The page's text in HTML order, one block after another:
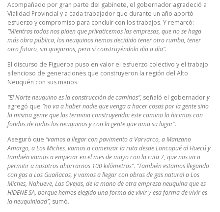
Acompañado por gran parte del gabinete, el gobernador agradeció a
Vialidad Provincial y a cada trabajador que durante un año aportó
esfuerzo y compromiso para concluir con los trabajos. Y remarcó:
“Mientras todos nos piden que privaticemos las empresas, que no se haga
más obra pública, los neuquinos hemos decidido tener otro rumbo, tener
otro futuro, sin quejarnos, pero sí construyéndolo día a día”.
El discurso de Figueroa puso en valor el esfuerzo colectivo y el trabajo
silencioso de generaciones que construyeron la región del Alto
Neuquén con sus manos.
“El Norte neuquino es la construcción de caminos”, señaló el gobernadory
agregó que “no va a haber nadie que venga a hacer cosas por la gente sino
la misma gente que las termina construyendo: este camino lo hicimos con
fondos de todos los neuquinos y con la gente que ama su lugar”.
Aseguró que “vamos a llegar con pavimento a Varvarco, a Manzano
Amargo, a Los Miches, vamos a comenzar la ruta desde Loncopué al Huecú y
también vamos a empezar en el mes de mayo con la ruta 7, que nos va a
permitir a nosotros ahorrarnos 100 kilómetros”. “También estamos llegando
con gas a Los Guañacos, y vamos a llegar con obras de gas natural a Los
Miches, Nahueve, Las Ovejas, de la mano de otra empresa neuquina que es
HIDENE SA, porque hemos elegido una forma de vivir y esa forma de vivir es
la neuquinidad”, sumó.